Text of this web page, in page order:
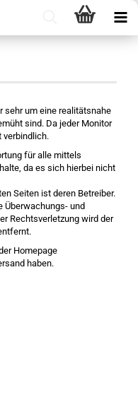
sehr um eine realitätsnahe
sind. Da jeder Monitor
verbindlich.
für alle mittels
da es sich hierbei nicht
Seiten ist deren Betreiber.
Überwachungs- und
Rechtsverletzung wird der
Homepage
haben.